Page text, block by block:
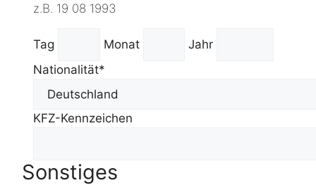
z.B. 19 08 1993
Tag Monat
Jahr
Nationalität*
KFZ-Kennzeichen
Sonstiges